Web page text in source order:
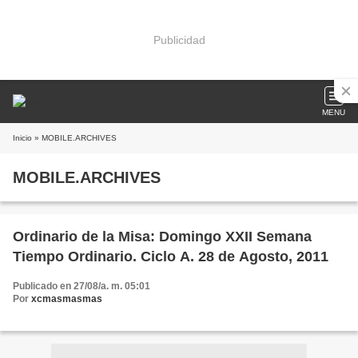
Publicidad
MENU
Inicio » MOBILE.ARCHIVES
MOBILE.ARCHIVES
Ordinario de la Misa: Domingo XXII Semana
Tiempo Ordinario. Ciclo A. 28 de Agosto, 2011
Publicado en 27/08/a. m. 05:01
Por xcmasmasmas